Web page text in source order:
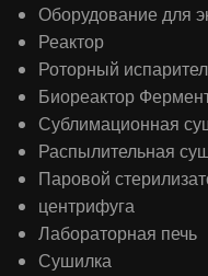
Оборудование для
Реактор
Роторный
Биореактор
Сублимационная
Распылительная
Паровой
центрифуга
Лабораторная печь
Сушилка